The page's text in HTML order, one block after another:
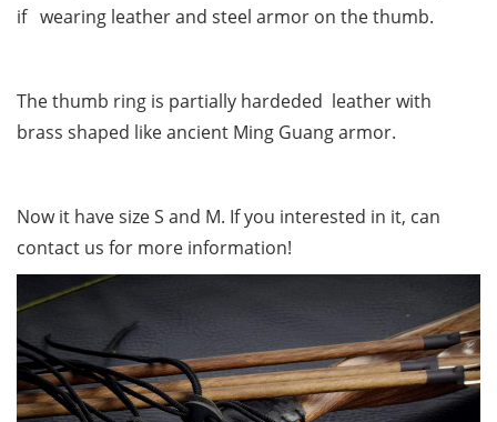
if wearing leather and steel armor on the thumb.
The thumb ring is partially hardeded leather with
brass shaped like ancient Ming Guang armor.
Now it have size S and M. If you interested in it, can
contact us for more information!